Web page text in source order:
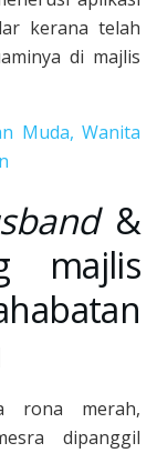
kerana telah
di majlis
Muda, Wanita
&
majlis
rona merah,
dipanggil